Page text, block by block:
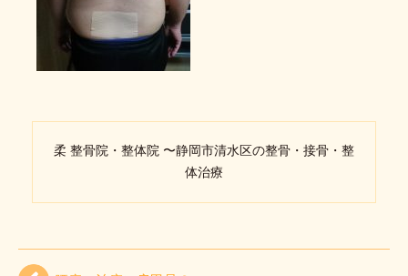
柔 整骨院・整体院 〜静岡市清水区の整骨・接骨・整
体治療